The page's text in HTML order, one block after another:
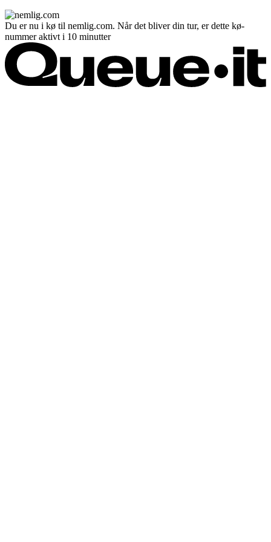
Du er nu i kø til nemlig.com. Når det bliver din tur, er dette kø-
nummer aktivt i 10 minutter